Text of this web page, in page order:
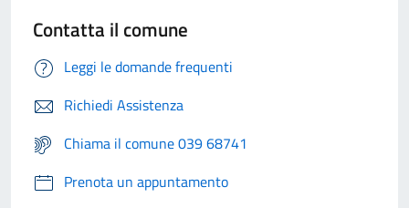
Contatta il comune
Leggi le domande frequenti
Richiedi Assistenza
Chiama il comune 039 68741
Prenota un appuntamento